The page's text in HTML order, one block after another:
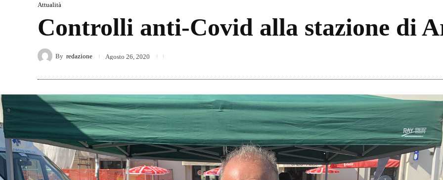
Attualità
Controlli anti-Covid alla stazione di
By redazione Agosto 26, 2020